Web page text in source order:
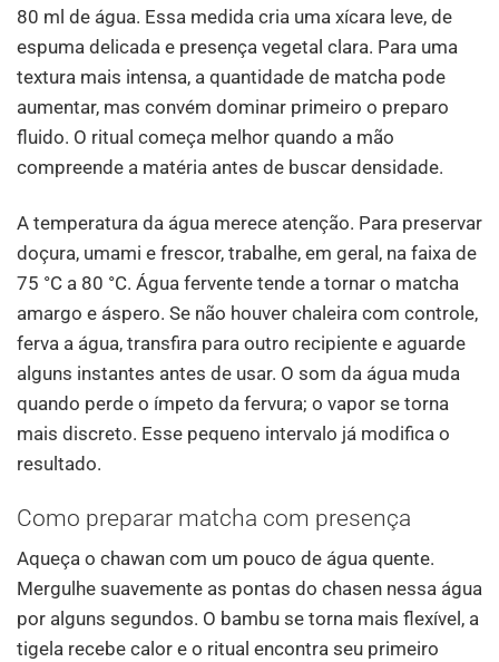
80 ml de água. Essa medida cria uma xícara leve, de
espuma delicada e presença vegetal clara. Para uma
textura mais intensa, a quantidade de matcha pode
aumentar, mas convém dominar primeiro o preparo
fluido. O ritual começa melhor quando a mão
compreende a matéria antes de buscar densidade.
A temperatura da água merece atenção. Para preservar
doçura, umami e frescor, trabalhe, em geral, na faixa de
75 °C a 80 °C. Água fervente tende a tornar o matcha
amargo e áspero. Se não houver chaleira com controle,
ferva a água, transfira para outro recipiente e aguarde
alguns instantes antes de usar. O som da água muda
quando perde o ímpeto da fervura; o vapor se torna
mais discreto. Esse pequeno intervalo já modifica o
resultado.
Como preparar matcha com presença
Aqueça o chawan com um pouco de água quente.
Mergulhe suavemente as pontas do chasen nessa água
por alguns segundos. O bambu se torna mais flexível, a
tigela recebe calor e o ritual encontra seu primeiro